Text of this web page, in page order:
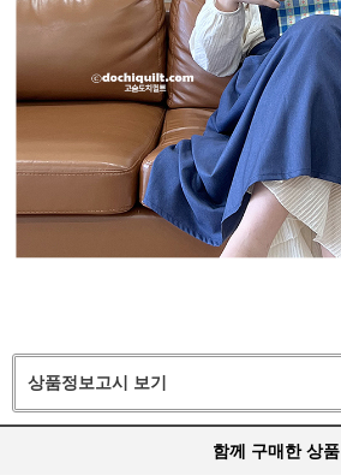
상품정보고시 보기
함께 구매한 상품